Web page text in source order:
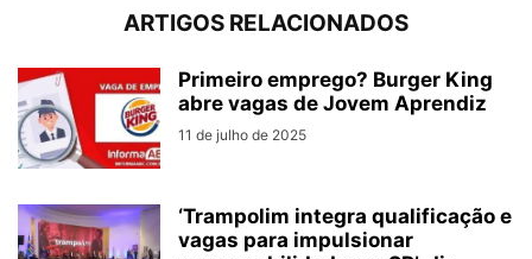
ARTIGOS RELACIONADOS
Primeiro emprego? Burger King
abre vagas de Jovem Aprendiz
11 de julho de 2025
‘Trampolim integra qualificação e
vagas para impulsionar